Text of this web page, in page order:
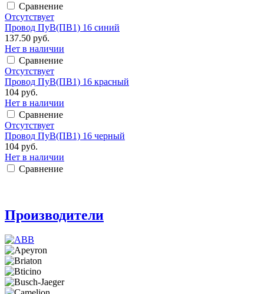
Сравнение
Отсутствует
Провод ПуВ(ПВ1) 16 синий
137.50 руб.
Нет в наличии
Сравнение
Отсутствует
Провод ПуВ(ПВ1) 16 красный
104 руб.
Нет в наличии
Сравнение
Отсутствует
Провод ПуВ(ПВ1) 16 черный
104 руб.
Нет в наличии
Сравнение
Производители